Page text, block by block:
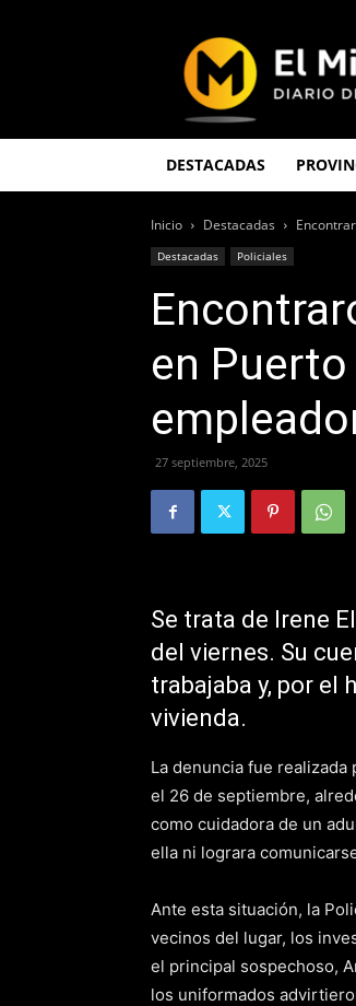
DESTACADAS
Inicio Destacadas
Destacadas Policiales
en
27 septiembre, 2025
Se trata de Irene
del viernes. Su
trabajaba y, por el
vivienda.
La denuncia fue realizada
el 26 de septiembre,
como cuidadora de un
ella ni lograra
Ante esta situación, la
vecinos del lugar, los
el principal sospechoso,
los uniformados